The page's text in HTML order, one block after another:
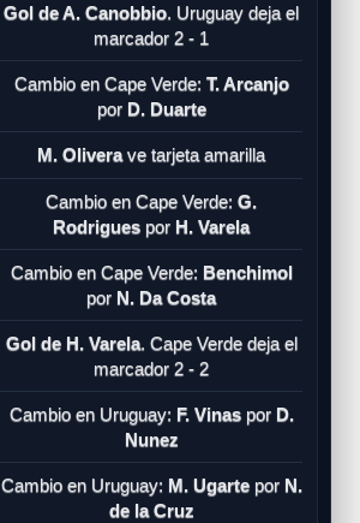
Gol de A. Canobbio. Uruguay deja el
marcador 2 - 1
Cambio en Cape Verde: T. Arcanjo
por D. Duarte
M. Oliverave tarjeta amarilla
Cambio en Cape Verde: G.
Rodrigues por H. Varela
Cambio en Cape Verde: Benchimol
por N. Da Costa
Gol de H. Varela. Cape Verde deja el
marcador 2 - 2
Cambio en Uruguay: F. Vinaspor D.
Nunez
Cambio en Uruguay: M. Ugartepor N.
de la Cruz